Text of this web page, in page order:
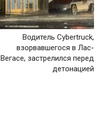
Водитель Cybertruck,
взорвавшегося в Лас-
Вегасе, застрелился перед
детонацией